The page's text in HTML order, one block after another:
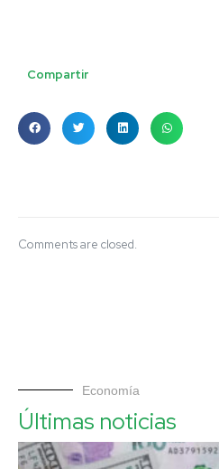
Compartir
Comments are closed.
Economía
Últimas noticias